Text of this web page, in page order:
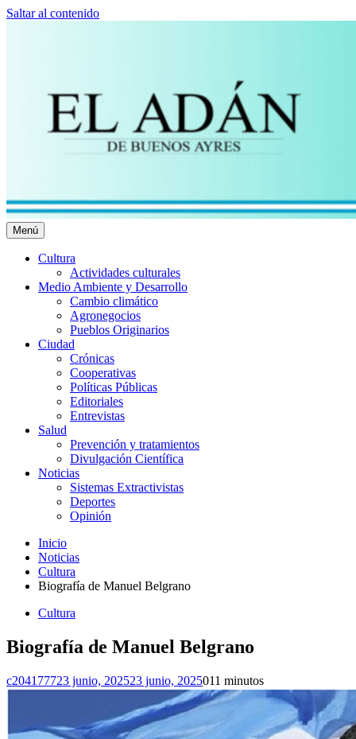
Saltar al contenido
El Adán Buenos Ayres
Noticias porteñas
Menú
Cultura
Actividades culturales
Medio Ambiente y Desarrollo
Cambio climático
Agronegocios
Pueblos Originarios
Ciudad
Crónicas
Cooperativas
Políticas Públicas
Editoriales
Entrevistas
Salud
Prevención y tratamientos
Divulgación Científica
Noticias
Sistemas Extractivistas
Deportes
Opinión
Inicio
Noticias
Cultura
Biografía de Manuel Belgrano
Cultura
Biografía de Manuel Belgrano
c204177723 junio, 202523 junio, 2025011 minutos